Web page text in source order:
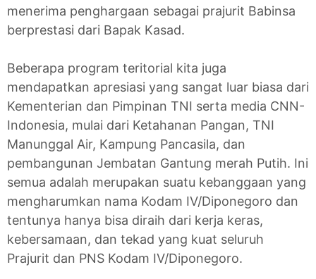
menerima penghargaan sebagai prajurit Babinsa
berprestasi dari Bapak Kasad.
Beberapa program teritorial kita juga
mendapatkan apresiasi yang sangat luar biasa dari
Kementerian dan Pimpinan TNI serta media CNN-
Indonesia, mulai dari Ketahanan Pangan, TNI
Manunggal Air, Kampung Pancasila, dan
pembangunan Jembatan Gantung merah Putih. Ini
semua adalah merupakan suatu kebanggaan yang
mengharumkan nama Kodam IV/Diponegoro dan
tentunya hanya bisa diraih dari kerja keras,
kebersamaan, dan tekad yang kuat seluruh
Prajurit dan PNS Kodam IV/Diponegoro.